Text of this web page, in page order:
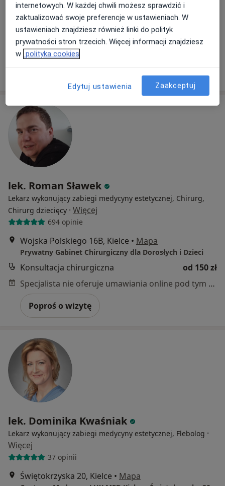
lek. Michalina
Zagańczyk-Bączek
nefrolog
lek. Joanna
Najkowska
lek. Roman Sławek
Lekarz wykonujący zabiegi medycyny estetycznej, Chirurg,
Chirurg dziecięcy · Więcej
694 opinie
Wojska Polskiego 16B, Kielce • Mapa
Prywatny Gabinet Chirurgiczny dla Dorosłych i Dzieci
Konsultacja chirurgiczna
od 150 zł
Specjalista nie oferuje umawiania online pod tym adresem.
Poproś o wizytę
lek. Dominika Kwaśniak
Lekarz wykonujący zabiegi medycyny estetycznej, Flebolog ·
Więcej
37 opinii
Świętokrzyska 20, Kielce • Mapa
internetowych. W każdej chwili możesz sprawdzić i
zaktualizować swoje preferencje w ustawieniach. W
ustawieniach znajdziesz również linki do polityk
prywatności stron trzecich. Więcej informacji znajdziesz
w polityka cookies
Edytuj ustawienia Zaakceptuj